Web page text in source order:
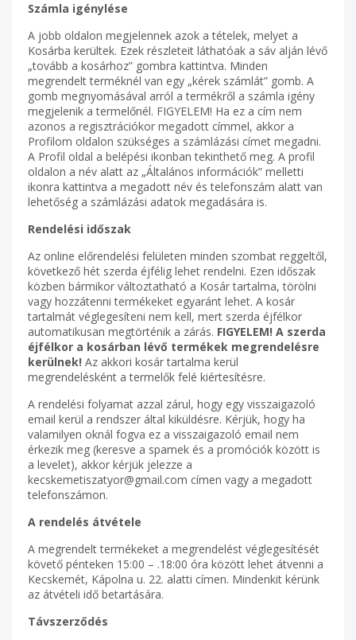
Számla igénylése
A jobb oldalon megjelennek azok a tételek, melyet a
Kosárba kerültek. Ezek részleteit láthatóak a sáv alján lévő
„tovább a kosárhoz” gombra kattintva. Minden
megrendelt terméknél van egy „kérek számlát” gomb. A
gomb megnyomásával arról a termékről a számla igény
megjelenik a termelőnél. FIGYELEM! Ha ez a cím nem
azonos a regisztrációkor megadott címmel, akkor a
Profilom oldalon szükséges a számlázási címet megadni.
A Profil oldal a belépési ikonban tekinthető meg. A profil
oldalon a név alatt az „Általános információk” melletti
ikonra kattintva a megadott név és telefonszám alatt van
lehetőség a számlázási adatok megadására is.
Rendelési időszak
Az online előrendelési felületen minden szombat reggeltől,
következő hét szerda éjfélig lehet rendelni. Ezen időszak
közben bármikor változtatható a Kosár tartalma, törölni
vagy hozzátenni termékeket egyaránt lehet. A kosár
tartalmát véglegesíteni nem kell, mert szerda éjfélkor
automatikusan megtörténik a zárás. FIGYELEM! A szerda
éjfélkor a kosárban lévő termékek megrendelésre
kerülnek! Az akkori kosár tartalma kerül
megrendelésként a termelők felé kiértesítésre.
A rendelési folyamat azzal zárul, hogy egy visszaigazoló
email kerül a rendszer által kiküldésre. Kérjük, hogy ha
valamilyen oknál fogva ez a visszaigazoló email nem
érkezik meg (keresve a spamek és a promóciók között is
a levelet), akkor kérjük jelezze a
kecskemetiszatyor@gmail.com címen vagy a megadott
telefonszámon.
A rendelés átvétele
A megrendelt termékeket a megrendelést véglegesítését
követő pénteken 15:00 – .18:00 óra között lehet átvenni a
Kecskemét, Kápolna u. 22. alatti címen. Mindenkit kérünk
az átvételi idő betartására.
Távszerződés